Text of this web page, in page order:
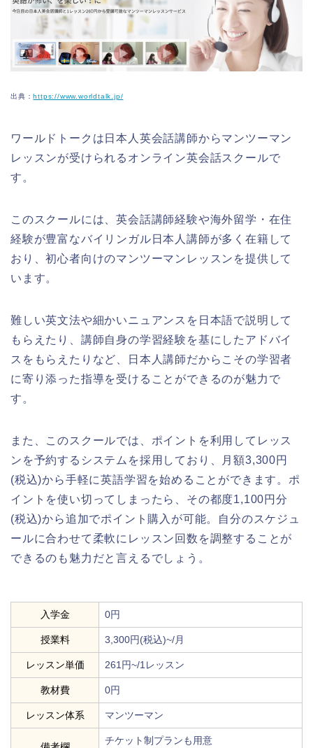
出典：https://www.worldtalk.jp/
ワールドトークは日本人英会話講師からマンツーマン
レッスンが受けられるオンライン英会話スクールで
す。
このスクールには、英会話講師経験や海外留学・在住
経験が豊富なバイリンガル日本人講師が多く在籍して
おり、初心者向けのマンツーマンレッスンを提供して
います。
難しい英文法や細かいニュアンスを日本語で説明して
もらえたり、講師自身の学習経験を基にしたアドバイ
スをもらえたりなど、日本人講師だからこその学習者
に寄り添った指導を受けることができるのが魅力で
す。
また、このスクールでは、ポイントを利用してレッス
ンを予約するシステムを採用しており、月額3,300円
(税込)から手軽に英語学習を始めることができます。ポ
イントを使い切ってしまったら、その都度1,100円分
(税込)から追加でポイント購入が可能。自分のスケジュ
ールに合わせて柔軟にレッスン回数を調整することが
できるのも魅力だと言えるでしょう。
入学金 0円
授業料 3,300円(税込)~/月
レッスン単価 261円~/1レッスン
教材費 0円
レッスン体系 マンツーマン
チケット制プランも用意